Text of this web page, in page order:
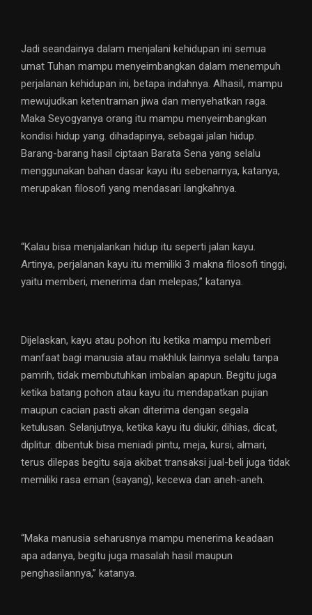
Jadi seandainya dalam menjalani kehidupan ini semua
umat Tuhan mampu menyeimbangkan dalam menempuh
perjalanan kehidupan ini, betapa indahnya. Alhasil, mampu
mewujudkan ketentraman jiwa dan menyehatkan raga.
Maka Seyogyanya orang itu mampu menyeimbangkan
kondisi hidup yang. dihadapinya, sebagai jalan hidup.
Barang-barang hasil ciptaan Barata Sena yang selalu
menggunakan bahan dasar kayu itu sebenarnya, katanya,
merupakan filosofi yang mendasari langkahnya.
“Kalau bisa menjalankan hidup itu seperti jalan kayu.
Artinya, perjalanan kayu itu memiliki 3 makna filosofi tinggi,
yaitu memberi, menerima dan melepas,” katanya.
Dijelaskan, kayu atau pohon itu ketika mampu memberi
manfaat bagi manusia atau makhluk lainnya selalu tanpa
pamrih, tidak membutuhkan imbalan apapun. Begitu juga
ketika batang pohon atau kayu itu mendapatkan pujian
maupun cacian pasti akan diterima dengan segala
ketulusan. Selanjutnya, ketika kayu itu diukir, dihias, dicat,
diplitur. dibentuk bisa meniadi pintu, meja, kursi, almari,
terus dilepas begitu saja akibat transaksi jual-beli juga tidak
memiliki rasa eman (sayang), kecewa dan aneh-aneh.
“Maka manusia seharusnya mampu menerima keadaan
apa adanya, begitu juga masalah hasil maupun
penghasilannya,” katanya.